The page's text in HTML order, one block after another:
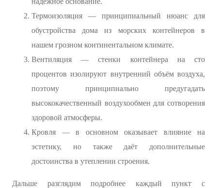
Термоизоляция — принципиальный нюанс для
обустройства дома из морских контейнеров в
нашем грозном континентальном климате.
Вентиляция — стенки контейнера на сто
процентов изолируют внутренний объём воздуха,
поэтому принципиально предугадать
высококачественный воздухообмен для сотворения
здоровой атмосферы.
Кровля — в основном оказывает влияние на
эстетику, но также даёт дополнительные
достоинства в утеплении строения.
Дальше разглядим подробнее каждый пункт с